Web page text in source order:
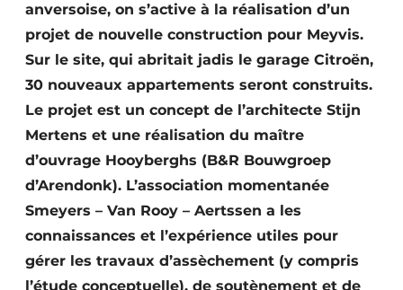
Contrôle d’accès
Éclairage
Fondations
Géotextiles
Infrastructures souterraines et égouttage
Protection solaire
anversoise, on s’active à la réalisation d’un
projet de nouvelle construction pour Meyvis.
Sur le site, qui abritait jadis le garage Citroën,
30 nouveaux appartements seront construits.
Le projet est un concept de l’architecte Stijn
Mertens et une réalisation du maître
d’ouvrage Hooyberghs (B&R Bouwgroep
d’Arendonk). L’association momentanée
Smeyers – Van Rooy – Aertssen a les
connaissances et l’expérience utiles pour
gérer les travaux d’assèchement (y compris
l’étude conceptuelle), de soutènement et de